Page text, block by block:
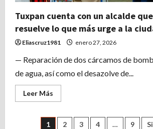
Tuxpan cuenta con un alcalde
resuelve lo que más urge a la
Eliascruz1981 enero 27, 2026
— Reparación de dos cárcamos de
de agua, así como el desazolve de...
Leer Más
más
Tuxpan
1 2 3 4 … 9